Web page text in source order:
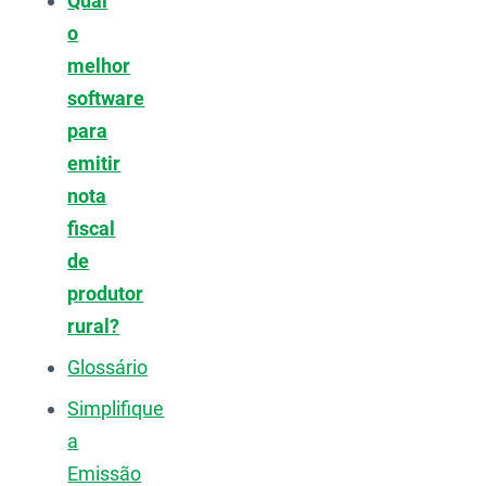
o
melhor
software
para
emitir
nota
fiscal
de
produtor
rural?
Glossário
Simplifique
a
Emissão